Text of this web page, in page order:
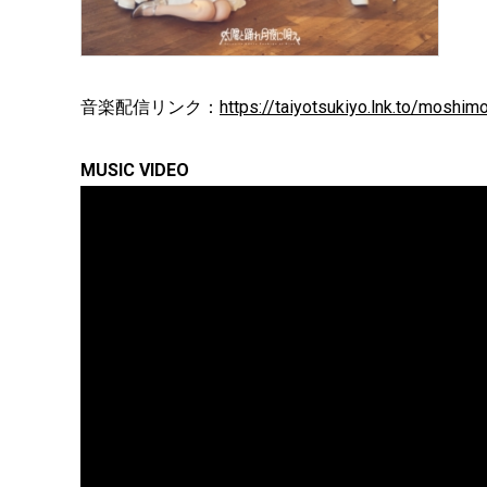
音楽配信リンク： https://taiyotsukiyo.lnk.to/
MUSIC VIDEO